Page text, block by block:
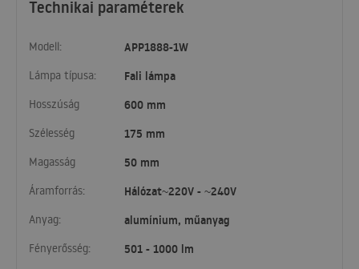
Technikai paraméterek
Modell: APP1888-1W
Lámpa típusa: Fali lámpa
Hosszúság 600 mm
Szélesség 175 mm
Magasság 50 mm
Áramforrás: Hálózat~220V - ~240V
Anyag: alumínium, műanyag
Fényerősség: 501 - 1000 lm